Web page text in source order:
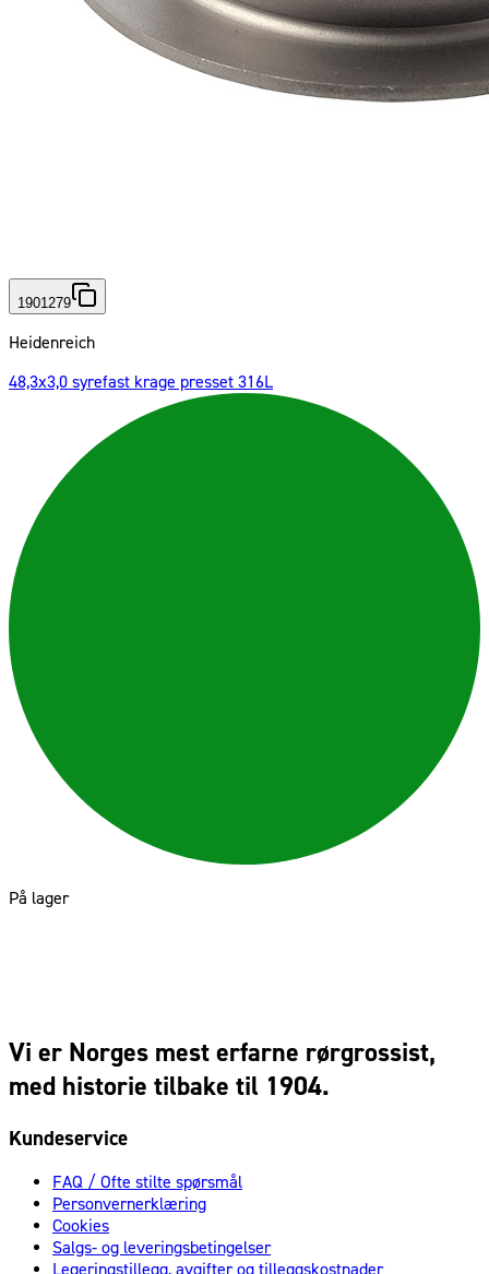
1901279
Heidenreich
48,3x3,0 syrefast krage presset 316L
På lager
Vi er Norges mest erfarne rørgrossist,
med historie tilbake til 1904.
Kundeservice
FAQ / Ofte stilte spørsmål
Personvernerklæring
Cookies
Salgs- og leveringsbetingelser